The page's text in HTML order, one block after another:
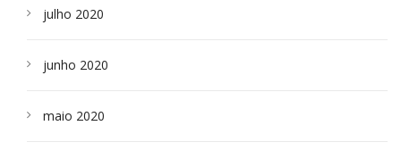
julho 2020
junho 2020
maio 2020